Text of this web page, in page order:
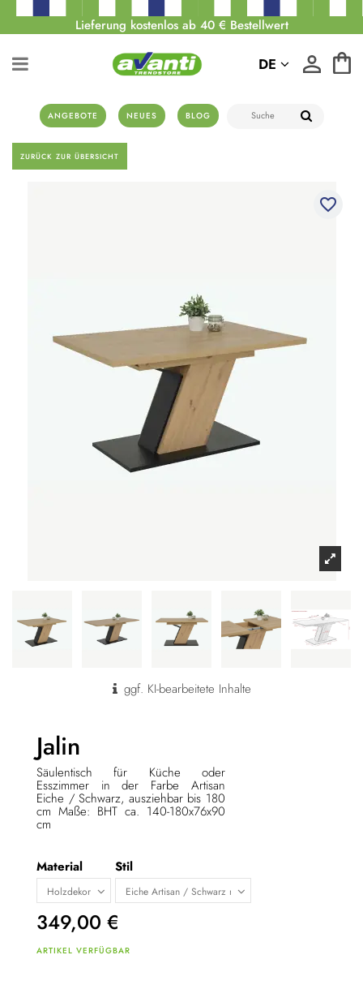
Lieferung kostenlos ab 40 € Bestellwert
ANGEBOTE NEUES BLOG
DE
ZURÜCK ZUR ÜBERSICHT
favorite_border
ggf. KI-bearbeitete Inhalte
Jalin
Säulentisch für Küche oder
Esszimmer in der Farbe Artisan
Eiche / Schwarz, ausziehbar bis 180
cm Maße: BHT ca. 140-180x76x90
cm
Material Stil
349,00 €
ARTIKEL VERFÜGBAR